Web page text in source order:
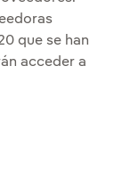
que se han
acceder a
del
del
al Programa